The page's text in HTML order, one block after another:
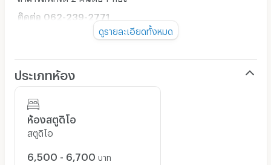
ติดต่อ 062-239-2771
ID : 062-239-2771
ดูรายละเอียดทั้งหมด
ประเภทห้อง
ห้องสตูดิโอ
สตูดิโอ
6,500 - 6,700 บาท